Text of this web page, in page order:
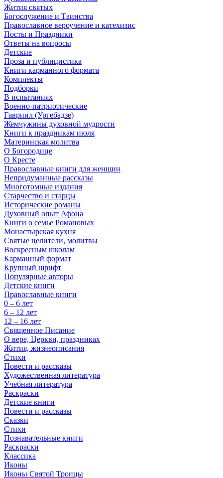
Жития святых
Богослужение и Таинства
Православное вероучение и катехизис
Посты и Праздники
Ответы на вопросы
Детские
Проза и публицистика
Книги карманного формата
Комплекты
Подборки
В испытаниях
Военно-патриотические
Гавриил (Ургебадзе)
Жемчужины духовной мудрости
Книги к праздникам июля
Материнская молитва
О Богородице
О Кресте
Православные книги для женщин
Непридуманные рассказы
Многотомные издания
Старчество и старцы
Исторические романы
Духовный опыт Афона
Книги о семье Романовых
Монастырская кухня
Святые целители, молитвы
Воскресным школам
Карманный формат
Крупный шрифт
Популярные авторы
Детские книги
Православные книги
0 – 6 лет
6 – 12 лет
12 – 16 лет
Священное Писание
О вере, Церкви, праздниках
Жития, жизнеописания
Стихи
Повести и рассказы
Художественная литература
Учебная литература
Раскраски
Детские книги
Повести и рассказы
Сказки
Стихи
Познавательные книги
Раскраски
Классика
Иконы
Иконы Святой Троицы